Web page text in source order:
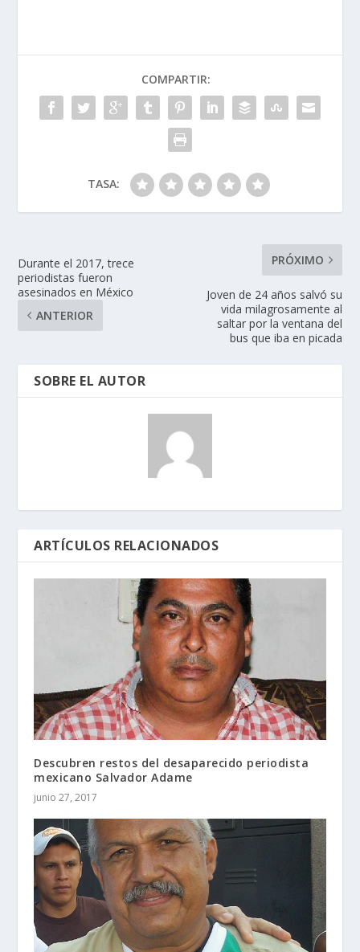
COMPARTIR:
TASA:
Durante el 2017, trece
periodistas fueron
asesinados en México
ANTERIOR
PRÓXIMO
Joven de 24 años salvó su
vida milagrosamente al
saltar por la ventana del
bus que iba en picada
SOBRE EL AUTOR
ARTÍCULOS RELACIONADOS
Descubren restos del desaparecido periodista
mexicano Salvador Adame
junio 27, 2017